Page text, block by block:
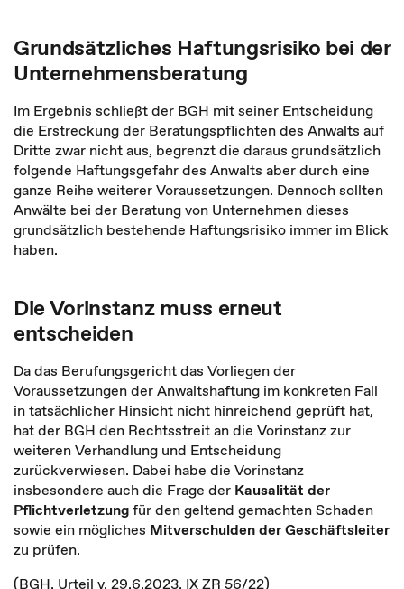
Grundsätzliches Haftungsrisiko bei der
Unternehmensberatung
Im Ergebnis schließt der BGH mit seiner Entscheidung
die Erstreckung der Beratungspflichten des Anwalts auf
Dritte zwar nicht aus, begrenzt die daraus grundsätzlich
folgende Haftungsgefahr des Anwalts aber durch eine
ganze Reihe weiterer Voraussetzungen. Dennoch sollten
Anwälte bei der Beratung von Unternehmen dieses
grundsätzlich bestehende Haftungsrisiko immer im Blick
haben.
Die Vorinstanz muss erneut
entscheiden
Da das Berufungsgericht das Vorliegen der
Voraussetzungen der Anwaltshaftung im konkreten Fall
in tatsächlicher Hinsicht nicht hinreichend geprüft hat,
hat der BGH den Rechtsstreit an die Vorinstanz zur
weiteren Verhandlung und Entscheidung
zurückverwiesen. Dabei habe die Vorinstanz
insbesondere auch die Frage der Kausalität der
Pflichtverletzungfür den geltend gemachten Schaden
sowie ein mögliches Mitverschulden der Geschäftsleiter
zu prüfen.
(BGH, Urteil v. 29.6.2023, IX ZR 56/22)